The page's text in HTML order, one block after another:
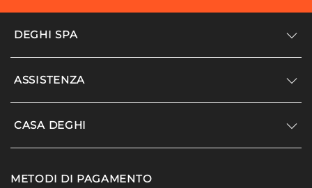
DEGHI SPA
Accedi/Registrati
Modello organizzativo e codice etico
ASSISTENZA
Supporto
Agevolazioni fiscali
CASA DEGHI
I nostri luoghi
METODI DI PAGAMENTO